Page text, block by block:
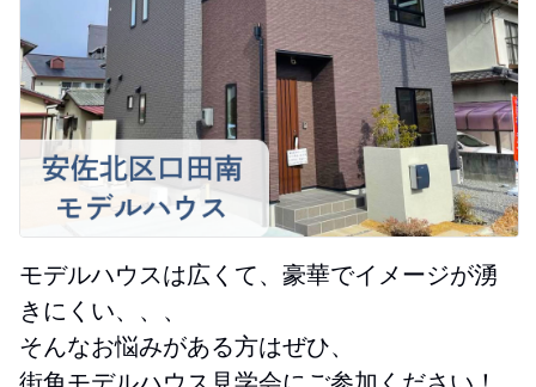
モデルハウスは広くて、豪華でイメージが湧
きにくい、、、
そんなお悩みがある方はぜひ、